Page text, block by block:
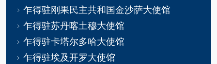
乍得驻刚果民主共和国金沙萨大使馆
乍得驻苏丹喀土穆大使馆
乍得驻卡塔尔多哈大使馆
乍得驻埃及开罗大使馆